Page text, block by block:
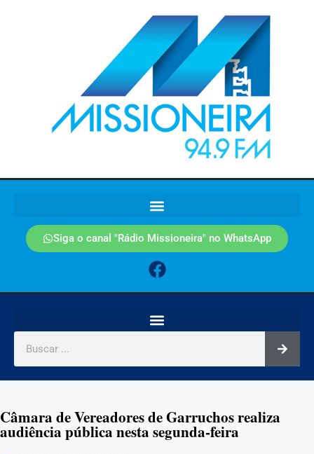
Siga o canal "Rádio Missioneira" no WhatsApp
Câmara de Vereadores de Garruchos realiza
audiência pública nesta segunda-feira